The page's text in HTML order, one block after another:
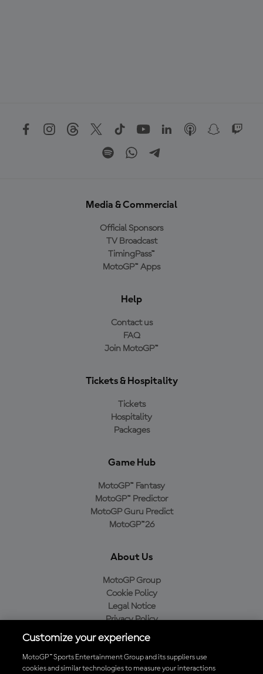
Media & Commercial
Official Sponsors
TV Broadcast
TimingPass™
MotoGP™ Apps
Help
Contact us
FAQ
Join MotoGP™
Tickets & Hospitality
Tickets
Hospitality
Packages
Game Hub
MotoGP™ Fantasy
MotoGP™ Predictor
MotoGP Guru Predict
MotoGP™26
About Us
MotoGP Group
Cookie Policy
Legal Notice
Privacy Policy
Purchase Policy
Customize your experience
MotoGP™ Sports Entertainment Group and its suppliers use
cookies and similar technologies to measure your interactions